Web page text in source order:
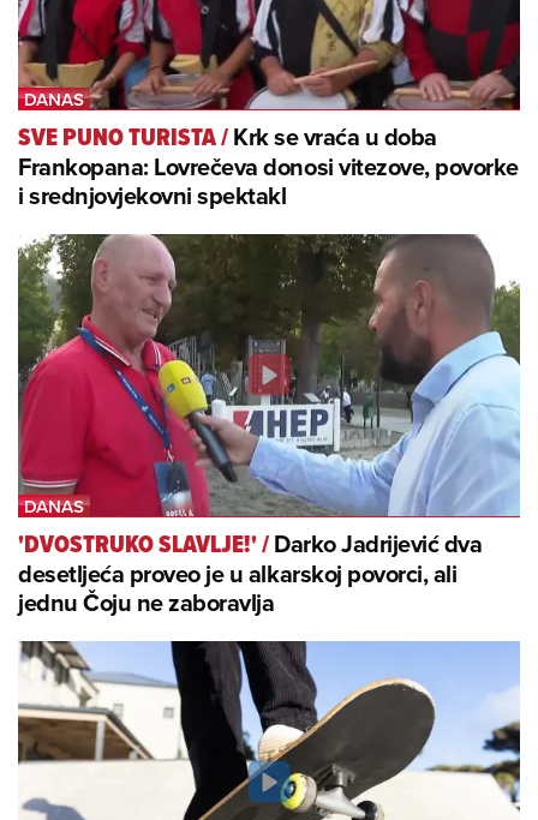
SVE PUNO TURISTA/Krk se vraća u doba
Frankopana: Lovrečeva donosi vitezove, povorke
i srednjovjekovni spektakl
'DVOSTRUKO SLAVLJE!'/Darko Jadrijević dva
desetljeća proveo je u alkarskoj povorci, ali
jednu Čoju ne zaboravlja